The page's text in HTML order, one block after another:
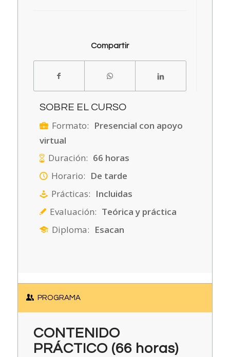
Compartir
SOBRE EL CURSO
Formato: Presencial con apoyo
virtual
Duración: 66 horas
Horario: De tarde
Prácticas: Incluidas
Evaluación: Teórica y práctica
Diploma: Esacan
PROGRAMA
CONTENIDO
PRÁCTICO (66 horas)